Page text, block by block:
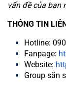
vấn đề của bạn
THÔNG TIN
Hotline:
Fanpage:
Website:
Group săn